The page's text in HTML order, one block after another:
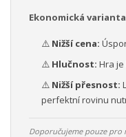
Ekonomická
⚠️ Nižší cena:
⚠️ Hlučnost: Hra
⚠️ Nižší přesnost:
perfektní rovinu
Doporučujeme pouze pro